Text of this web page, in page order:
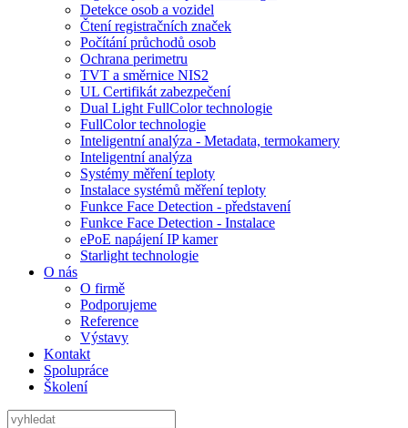
Detekce osob a vozidel
Čtení registračních značek
Počítání průchodů osob
Ochrana perimetru
TVT a směrnice NIS2
UL Certifikát zabezpečení
Dual Light FullColor technologie
FullColor technologie
Inteligentní analýza - Metadata, termokamery
Inteligentní analýza
Systémy měření teploty
Instalace systémů měření teploty
Funkce Face Detection - představení
Funkce Face Detection - Instalace
ePoE napájení IP kamer
Starlight technologie
O nás
O firmě
Podporujeme
Reference
Výstavy
Kontakt
Spolupráce
Školení